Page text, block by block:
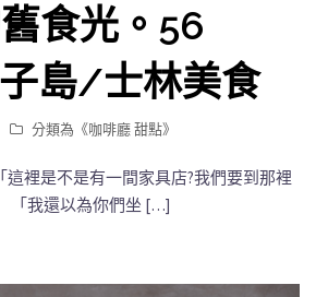
食光。56
子島/士林美食
分類為《咖啡廳 甜點》
這裡是不是有一間家具店?我們要到那裡
「我還以為你們坐 […]